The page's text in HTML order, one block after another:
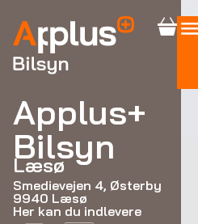
Applus+
Bilsyn
Læsø
Smedievejen 4, Østerby
9940 Læsø
Her kan du indlevere